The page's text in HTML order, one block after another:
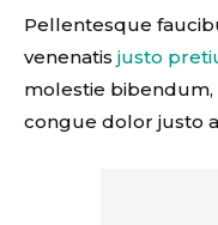
Pellentesque
venenatis justo
molestie bibendum,
congue dolor justo